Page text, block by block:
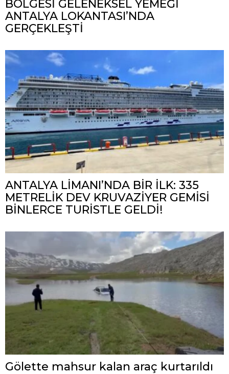
BÖLGESİ GELENEKSEL YEMEĞİ
ANTALYA LOKANTASI’NDA
GERÇEKLEŞTİ
ANTALYA LİMANI’NDA BİR İLK: 335
METRELİK DEV KRUVAZİYER GEMİSİ
BİNLERCE TURİSTLE GELDİ!
Gölette mahsur kalan araç kurtarıldı